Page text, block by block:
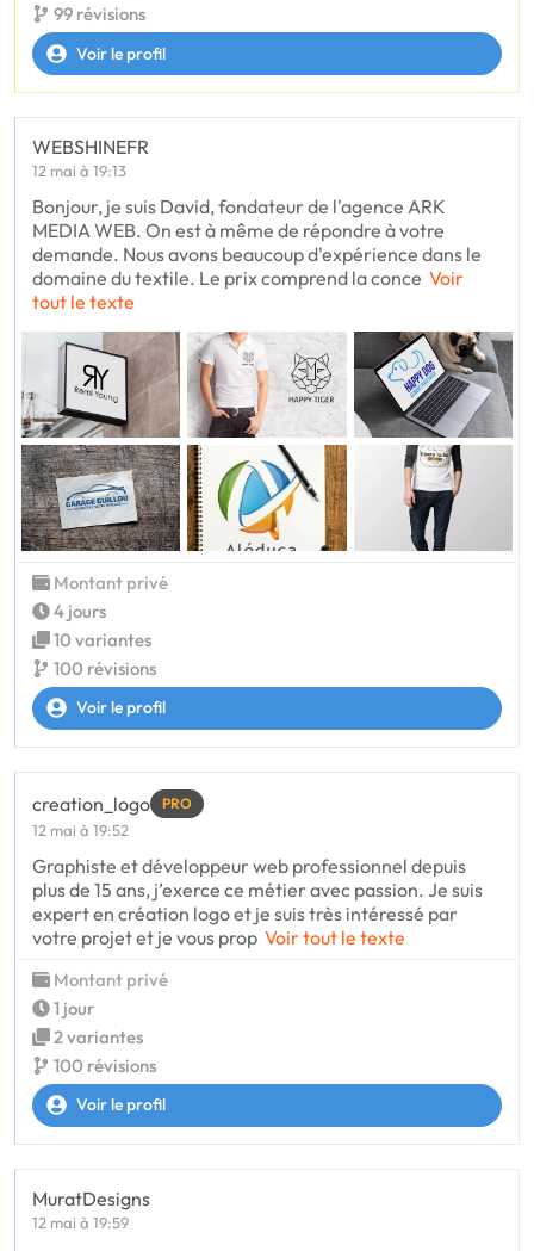
99 révisions
Voir le profil
WEBSHINEFR
12 mai à 19:13
Bonjour, je suis David, fondateur de l'agence ARK
MEDIA WEB. On est à même de répondre à votre
demande. Nous avons beaucoup d'expérience dans le
domaine du textile. Le prix comprend la conce Voir
tout le texte
Montant privé
4 jours
10 variantes
100 révisions
Voir le profil
creation_logo PRO
12 mai à 19:52
Graphiste et développeur web professionnel depuis
plus de 15 ans, j’exerce ce métier avec passion. Je suis
expert en création logo et je suis très intéressé par
votre projet et je vous prop Voir tout le texte
Montant privé
1 jour
2 variantes
100 révisions
Voir le profil
MuratDesigns
12 mai à 19:59